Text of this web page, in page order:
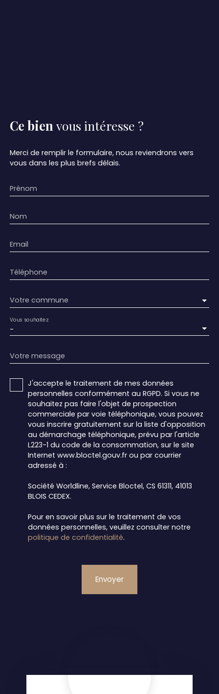
Ce bien vous intéresse ?
Merci de remplir le formulaire, nous reviendrons vers
vous dans les plus brefs délais.
Prénom
Nom
Email
Téléphone
Votre commune
-
Vous souhaitez
Votre message
J'accepte le traitement de mes données
personnelles conformément au RGPD. Si vous ne
souhaitez pas faire l'objet de prospection
commerciale par voie téléphonique, vous pouvez
vous inscrire gratuitement sur la liste d'opposition
au démarchage téléphonique, prévu par l'article
L223-1 du code de la consommation, sur le site
Internet www.bloctel.gouv.fr ou par courrier
adressé à :
Société Worldline, Service Bloctel, CS 61311, 41013
BLOIS CEDEX.
Pour en savoir plus sur le traitement de vos
données personnelles, veuillez consulter notre
politique de confidentialité.
Envoyer